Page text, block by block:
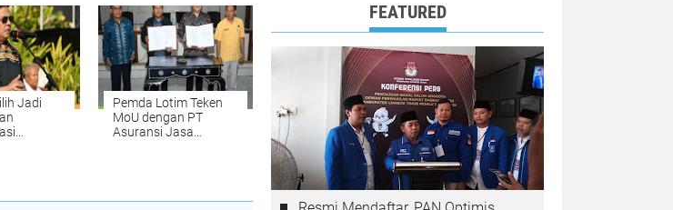
Satu Hari
Jadi
Pemda Lotim Teken
MoU dengan PT
Asuransi Jasa
FEATURED